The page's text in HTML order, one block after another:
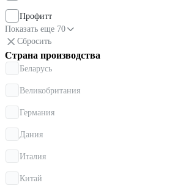
Профитт
Показать еще 70
Сбросить
Страна производства
Беларусь
Великобритания
Германия
Дания
Италия
Китай